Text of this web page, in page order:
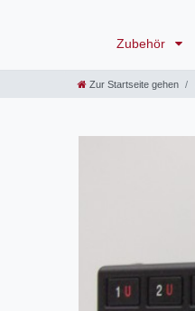
Zubehör
Zur Startseite gehen